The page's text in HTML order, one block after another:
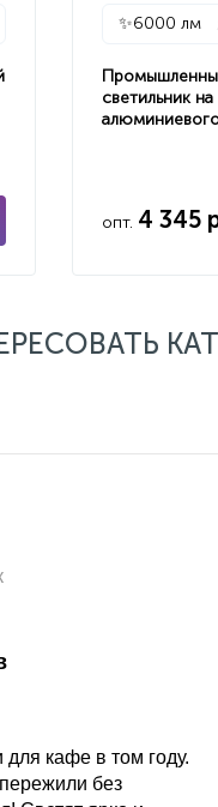
✨6000 лм
светильник
опт. 4 345
для кафе в том году.
без